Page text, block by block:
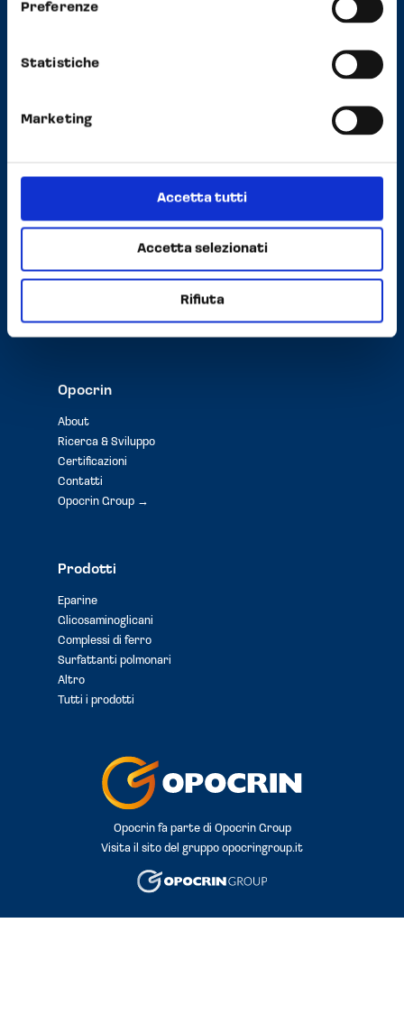
Preferenze
Statistiche
Marketing
Accetta tutti
Accetta selezionati
Rifiuta
Contatti
Strada Scaglia Est, 5 41126 Modena, Italy
E-mail
opocringroup-dpo@opocrin.it
opocringroup-dpo@pec.it
Capitale Sociale i.v. € 3.000.000,00
C.F. / P.IVA / N. Iscrizione Registro Imprese di Modena
Privacy e Cookie Policy
Opocrin
About
Ricerca & Sviluppo
Certificazioni
Contatti
Opocrin Group →
Prodotti
Eparine
Glicosaminoglicani
Complessi di ferro
Surfattanti polmonari
Altro
Tutti i prodotti
Opocrin fa parte di Opocrin Group
Visita il sito del gruppo opocringroup.it